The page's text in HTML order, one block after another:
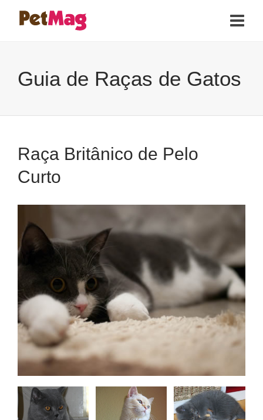
Guia de Raças de Gatos
Raça Britânico de Pelo
Curto